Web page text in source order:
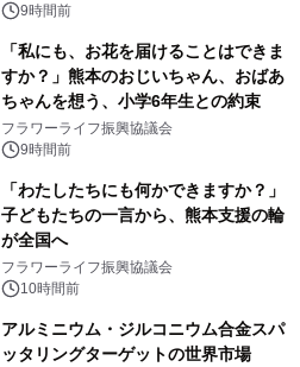
9時間前
「私にも、お花を届けることはできま
すか？」熊本のおじいちゃん、おばあ
ちゃんを想う、小学6年生との約束
フラワーライフ振興協議会
9時間前
「わたしたちにも何かできますか？」
子どもたちの一言から、熊本支援の輪
が全国へ
フラワーライフ振興協議会
10時間前
アルミニウム・ジルコニウム合金スパ
ッタリングターゲットの世界市場